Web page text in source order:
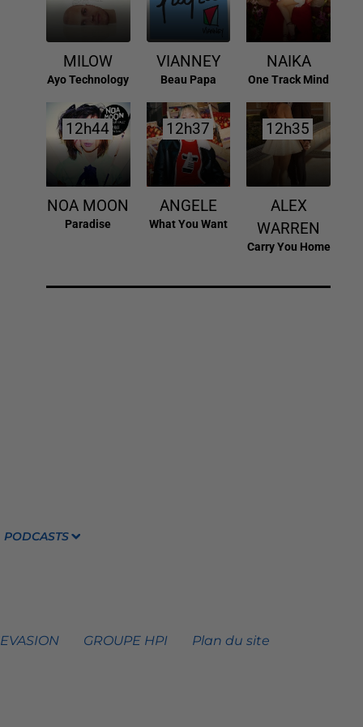
MILOW
Ayo Technology
VIANNEY
Beau Papa
NAIKA
One Track Mind
12h44
12h44
NOA MOON
Paradise
12h37
12h37
ANGELE
What You Want
12h35
12h35
ALEX
WARREN
Carry You Home
PODCASTS
GROUPE HPI Plan du site